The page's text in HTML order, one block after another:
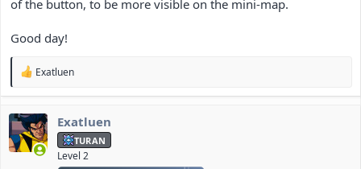
of the button, to be more visible on the mini-map.
Good day!
T
p
i
l
e
Exatluen
Exatluen
TURAN
Level 2